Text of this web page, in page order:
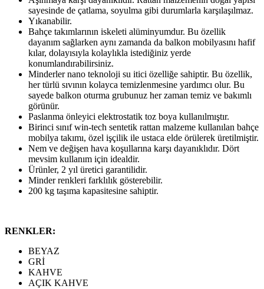
sayesinde de çatlama, soyulma gibi durumlarla karşılaşılmaz.
Yıkanabilir.
Bahçe takımlarının iskeleti alüminyumdur. Bu özellik
dayanım sağlarken aynı zamanda da balkon mobilyasını hafif
kılar, dolayısıyla kolaylıkla istediğiniz yerde
konumlandırabilirsiniz.
Minderler nano teknoloji su itici özelliğe sahiptir. Bu özellik,
her türlü sıvının kolayca temizlenmesine yardımcı olur. Bu
sayede balkon oturma grubunuz her zaman temiz ve bakımlı
görünür.
Paslanma önleyici elektrostatik toz boya kullanılmıştır.
Birinci sınıf win-tech sentetik rattan malzeme kullanılan bahçe
mobilya takımı, özel işçilik ile ustaca elde örülerek üretilmiştir.
Nem ve değişen hava koşullarına karşı dayanıklıdır. Dört
mevsim kullanım için idealdir.
Ürünler, 2 yıl üretici garantilidir.
Minder renkleri farklılık gösterebilir.
200 kg taşıma kapasitesine sahiptir.
RENKLER:
BEYAZ
GRİ
KAHVE
AÇIK KAHVE